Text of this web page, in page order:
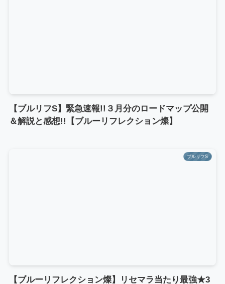
【ブルリフS】緊急速報!!３月分のロードマップ公開
＆解説と感想!!【ブルーリフレクション燦】
ブルリフS
【ブルーリフレクション燦】リセマラ当たり最強★3